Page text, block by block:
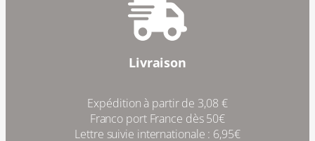
Livraison
Expédition à partir de 3,08 €
Franco port France dès 50€
Lettre suivie internationale : 6,95€